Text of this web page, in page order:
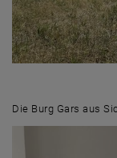
Die Burg Gars aus